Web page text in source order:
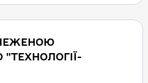
"ТЕХНОЛОГІЇ-